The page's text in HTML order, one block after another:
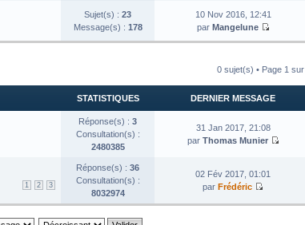
Sujet(s) : 23
Message(s) : 178
10 Nov 2016, 12:41
par Mangelune
0 sujet(s) • Page 1 sur
STATISTIQUES DERNIER MESSAGE
Réponse(s) : 3
Consultation(s) :
2480385
31 Jan 2017, 21:08
par Thomas Munier
1 2 3
Réponse(s) : 36
Consultation(s) :
8032974
02 Fév 2017, 01:01
par Frédéric